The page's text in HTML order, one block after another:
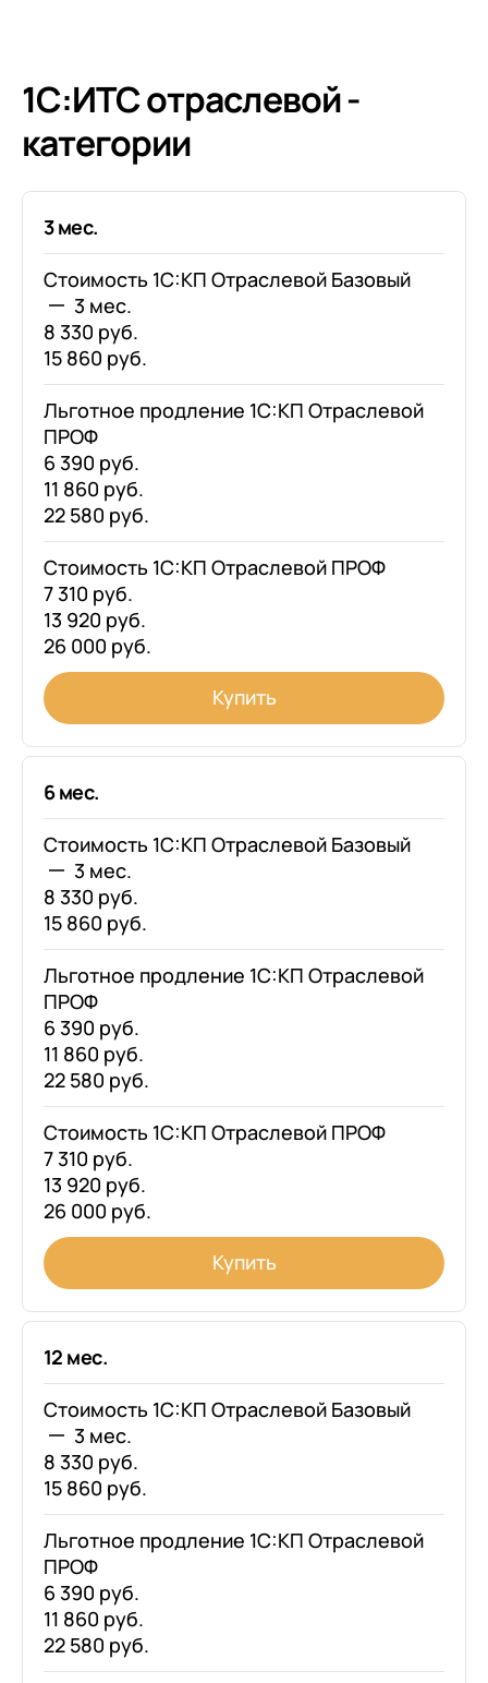
1С:ИТС отраслевой -
категории
3 мес.
Стоимость 1С:КП Отраслевой Базовый
3 мес.
8 330 руб.
15 860 руб.
Льготное продление 1С:КП Отраслевой
ПРОФ
6 390 руб.
11 860 руб.
22 580 руб.
Стоимость 1С:КП Отраслевой ПРОФ
7 310 руб.
13 920 руб.
26 000 руб.
Купить
6 мес.
Стоимость 1С:КП Отраслевой Базовый
3 мес.
8 330 руб.
15 860 руб.
Льготное продление 1С:КП Отраслевой
ПРОФ
6 390 руб.
11 860 руб.
22 580 руб.
Стоимость 1С:КП Отраслевой ПРОФ
7 310 руб.
13 920 руб.
26 000 руб.
Купить
12 мес.
Стоимость 1С:КП Отраслевой Базовый
3 мес.
8 330 руб.
15 860 руб.
Льготное продление 1С:КП Отраслевой
ПРОФ
6 390 руб.
11 860 руб.
22 580 руб.
Лицензии 1С
Сервисы 1С
1С-Отчетность
1С:Фреш
Доки 1С